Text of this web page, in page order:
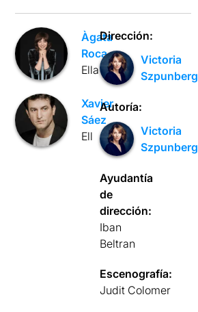
Àgata
Roca
Ella
Xavier
Sáez
Ell
Dirección:
Victoria
Szpunberg
Autoría:
Victoria
Szpunberg
Ayudantía
de
dirección:
Iban
Beltran
Escenografía:
Judit Colomer